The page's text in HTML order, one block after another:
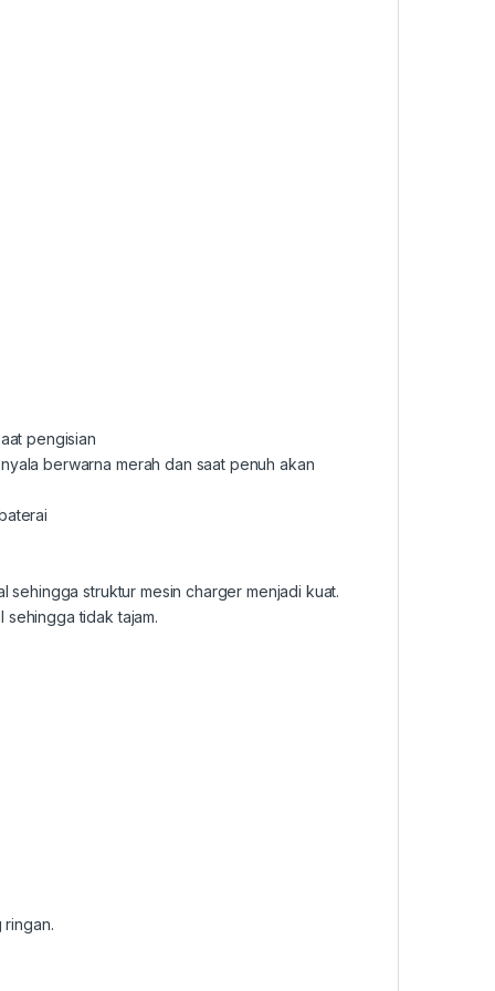
pengisian
berwarna merah dan saat penuh akan
sehingga struktur mesin charger menjadi kuat.
tidak tajam.
ringan.